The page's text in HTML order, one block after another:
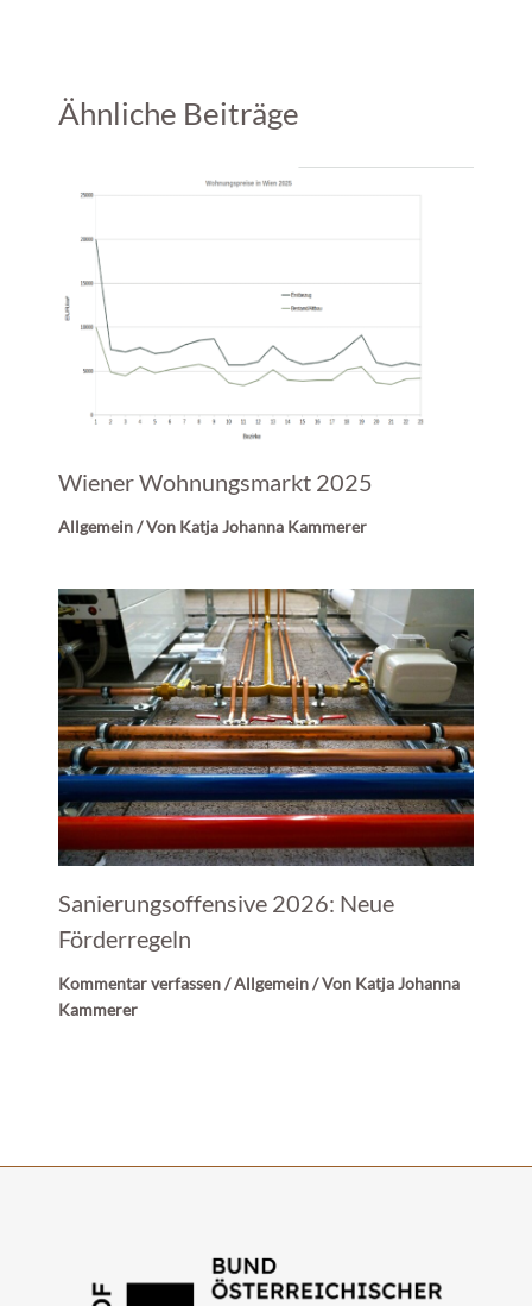
Ähnliche Beiträge
Wiener Wohnungsmarkt 2025
Allgemein/ Von Katja Johanna Kammerer
Sanierungsoffensive 2026: Neue
Förderregeln
Kommentar verfassen/Allgemein/ Von Katja Johanna
Kammerer